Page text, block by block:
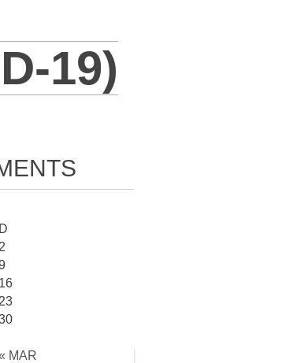
19)
D
2
16
23
MAR